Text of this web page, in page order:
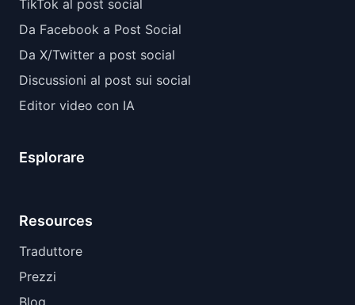
TikTok al post social
Da Facebook a Post Social
Da X/Twitter a post social
Discussioni al post sui social
Editor video con IA
Esplorare
Resources
Traduttore
Prezzi
Blog